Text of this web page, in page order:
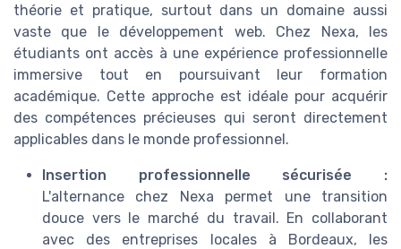
théorie et pratique, surtout dans un domaine aussi
vaste que le développement web. Chez Nexa, les
étudiants ont accès à une expérience professionnelle
immersive tout en poursuivant leur formation
académique. Cette approche est idéale pour acquérir
des compétences précieuses qui seront directement
applicables dans le monde professionnel.
Insertion professionnelle sécurisée :
L'alternance chez Nexa permet une transition
douce vers le marché du travail. En collaborant
avec des entreprises locales à Bordeaux, les